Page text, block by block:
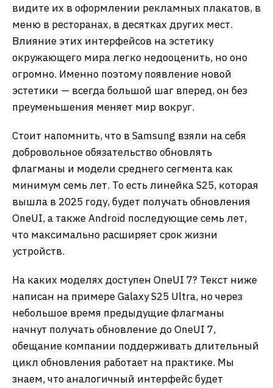
видите их в оформлении рекламных плакатов, в
меню в ресторанах, в десятках других мест.
Влияние этих интерфейсов на эстетику
окружающего мира легко недооценить, но оно
огромно. Именно поэтому появление новой
эстетики — всегда большой шаг вперед, он без
преуменьшения меняет мир вокруг.
Стоит напомнить, что в Samsung взяли на себя
добровольное обязательство обновлять
флагманы и модели среднего сегмента как
минимум семь лет. То есть линейка S25, которая
вышла в 2025 году, будет получать обновления
OneUI, а также Android последующие семь лет,
что максимально расширяет срок жизни
устройств.
На каких моделях доступен OneUI 7? Текст ниже
написан на примере Galaxy S25 Ultra, но через
небольшое время предыдущие флагманы
начнут получать обновление до OneUI 7,
обещание компании поддерживать длительный
цикл обновления работает на практике. Мы
знаем, что аналогичный интерфейс будет